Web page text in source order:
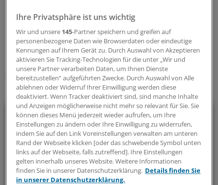
Schlagworte:
Unternehmen
Ihr Newsletter zum Thema
Beruf & Alltag
Die Sonntagslektüre: Lesen Sie Wissenswertes und
Nützliches für Ihre tägliche Arbeit, lassen Sie sich von
Kolleginnen und Kollegen inspirieren - und seien Sie immer
einen Schritt voraus.
Ihre Privatsphäre ist uns wichtig
Wir und unsere 145-Partner speichern und greifen auf
personenbezogene Daten wie Browserdaten oder eindeutige
Kennungen auf Ihrem Gerät zu. Durch Auswahl von Akzeptieren
aktivieren Sie Tracking-Technologien für die unter „Wir und
unsere Partner verarbeiten Daten, um Ihnen Dienste
bereitzustellen“ aufgeführten Zwecke. Durch Auswahl von Alle
ablehnen oder Widerruf Ihrer Einwilligung werden diese
deaktiviert. Wenn Tracker deaktiviert sind, sind manche Inhalte
und Anzeigen möglicherweise nicht mehr so relevant für Sie. Sie
können dieses Menü jederzeit wieder aufrufen, um Ihre
Einstellungen zu ändern oder Ihre Einwilligung zu widerrufen,
indem Sie auf den Link Voreinstellungen verwalten am unteren
Rand der Webseite klicken [oder das schwebende Symbol unten
links auf der Webseite, falls zutreffend]. Ihre Einstellungen
gelten innerhalb unseres Website. Weitere Informationen
finden Sie in unserer Datenschutzerklärung. Details finden Sie
in unserer Datenschutzerklärung.